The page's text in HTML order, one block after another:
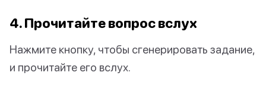
4. Прочитайте вопрос вслух
Нажмите кнопку, чтобы сгенерировать задание,
и прочитайте его вслух.